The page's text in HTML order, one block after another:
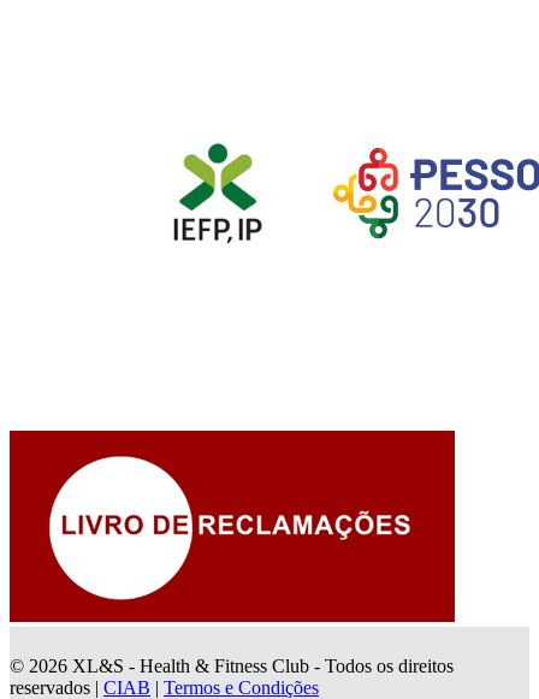
© 2026 XL&S - Health & Fitness Club - Todos os direitos
reservados | CIAB | Termos e Condições